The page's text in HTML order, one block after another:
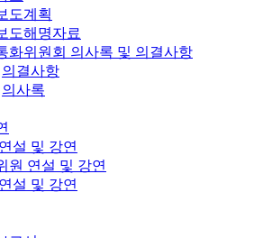
도계획
도해명자료
화위원회 의사록 및 의결사항
의결사항
의사록
설 및 강연
원 연설 및 강연
설 및 강연